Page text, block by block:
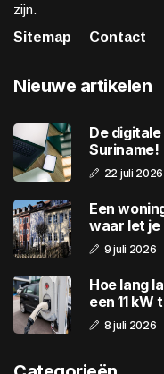
zijn.
Sitemap
Contact
Nieuwe artikelen
De
Suriname!
22 juli 2026
Een
waar let je
9 juli 2026
Hoe lang
een 11 kW
8 juli 2026